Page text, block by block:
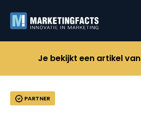
Je bekijkt een artikel van
PARTNER